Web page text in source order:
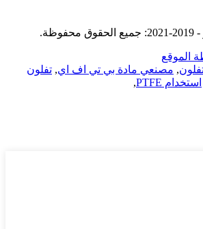
الموقع
, مصنعي مادة بي تي اف اي, تفلون
استخدام PTFE ,